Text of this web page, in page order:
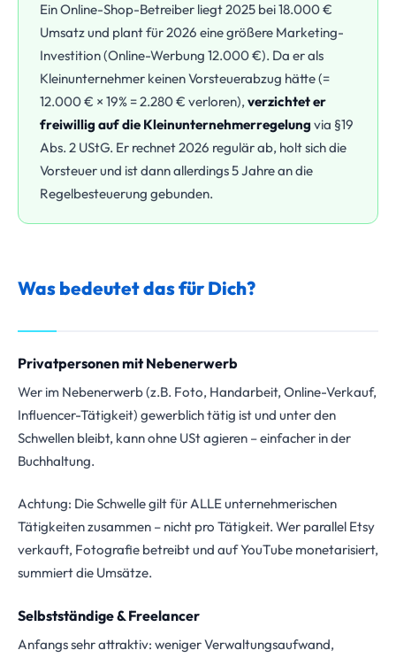
Ein Online-Shop-Betreiber liegt 2025 bei 18.000 €
Umsatz und plant für 2026 eine größere Marketing-
Investition (Online-Werbung 12.000 €). Da er als
Kleinunternehmer keinen Vorsteuerabzug hätte (=
12.000 € × 19% = 2.280 € verloren),verzichtet er
freiwillig auf die Kleinunternehmerregelung via §19
Abs. 2 UStG. Er rechnet 2026 regulär ab, holt sich die
Vorsteuer und ist dann allerdings 5 Jahre an die
Regelbesteuerung gebunden.
Was bedeutet das für Dich?
Privatpersonen mit Nebenerwerb
Wer im Nebenerwerb (z.B. Foto, Handarbeit, Online-Verkauf,
Influencer-Tätigkeit) gewerblich tätig ist und unter den
Schwellen bleibt, kann ohne USt agieren – einfacher in der
Buchhaltung.
Achtung: Die Schwelle gilt für ALLE unternehmerischen
Tätigkeiten zusammen – nicht pro Tätigkeit. Wer parallel Etsy
verkauft, Fotografie betreibt und auf YouTube monetarisiert,
summiert die Umsätze.
Selbstständige & Freelancer
Anfangs sehr attraktiv: weniger Verwaltungsaufwand,